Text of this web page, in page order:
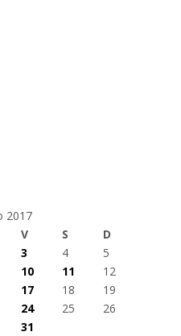
2017
V S
D
3 4
5
10 11
12
17 18
19
24 25
26
31